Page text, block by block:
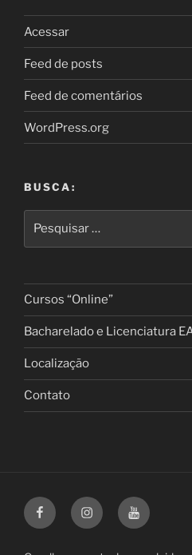
Acessar
Feed de posts
Feed de comentários
WordPress.org
BUSCA:
Cursos “Online”
Bacharelado e Licenciatura
Localização
Contato
FacebookInstagramCanal
Youtube